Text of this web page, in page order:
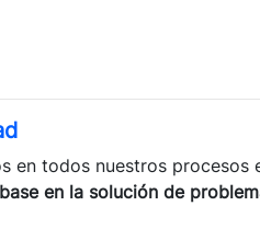
en todos nuestros procesos
en la solución de